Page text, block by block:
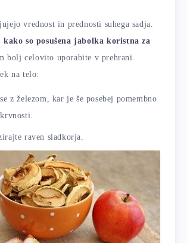
vrednost in prednosti suhega sadja.
kako so posušena jabolka koristna za
bolj celovito uporabite v prehrani.
na telo:
z železom, kar je še posebej pomembno
raven sladkorja.